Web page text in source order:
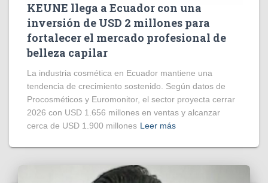
KEUNE llega a Ecuador con una
inversión de USD 2 millones para
fortalecer el mercado profesional de
belleza capilar
La industria cosmética en Ecuador mantiene una
tendencia de crecimiento sostenido. Según datos de
Procosméticos y Euromonitor, el sector proyecta cerrar
2026 con USD 1.656 millones en ventas y alcanzar
cerca de USD 1.900 millones Leer más